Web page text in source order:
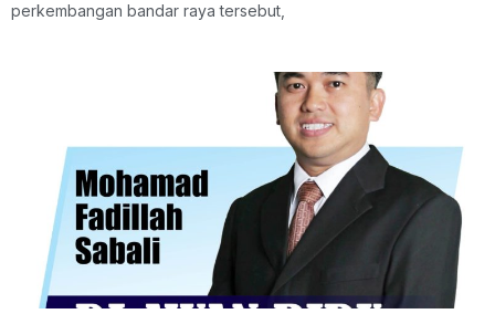
perkembangan bandar raya tersebut,